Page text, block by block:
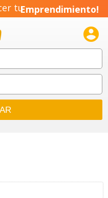
tuEmprendimiento!
